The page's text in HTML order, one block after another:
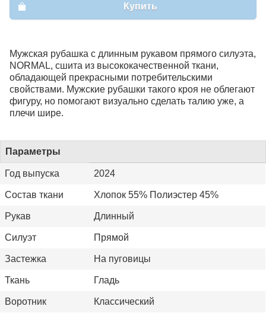
Купить
Мужская рубашка с длинным рукавом прямого силуэта,
NORMAL, сшита из высококачественной ткани,
обладающей прекрасными потребительскими
свойствами. Мужские рубашки такого кроя не облегают
фигуру, но помогают визуально сделать талию уже, а
плечи шире.
Параметры
Год выпуска 2024
Состав ткани Хлопок 55% Полиэстер 45%
Рукав Длинный
Силуэт Прямой
Застежка На пуговицы
Ткань Гладь
Воротник Классический